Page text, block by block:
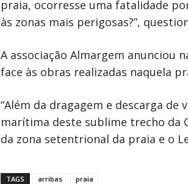
praia, ocorresse uma fatalidade
às zonas mais perigosas?”,
A associação Almargem anunciou
face às obras realizadas naquela
“Além da dragagem e descarga
marítima deste sublime trecho da
da zona setentrional da praia e o
TAGS arribas praia